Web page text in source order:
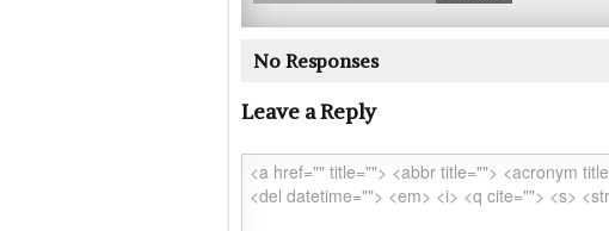
No Responses
Leave a Reply